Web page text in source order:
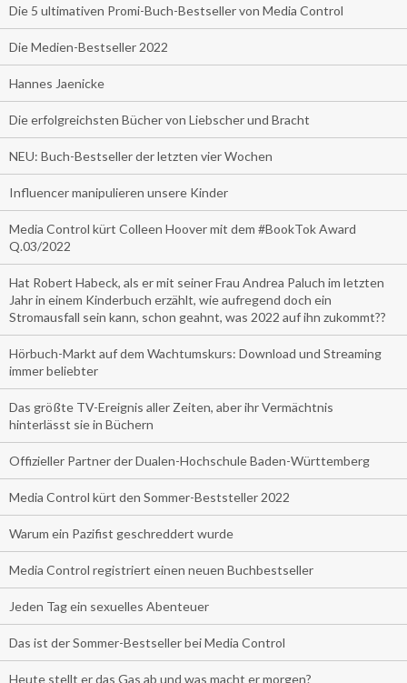
Die 5 ultimativen Promi-Buch-Bestseller von Media Control
Die Medien-Bestseller 2022
Hannes Jaenicke
Die erfolgreichsten Bücher von Liebscher und Bracht
NEU: Buch-Bestseller der letzten vier Wochen
Influencer manipulieren unsere Kinder
Media Control kürt Colleen Hoover mit dem #BookTok Award
Q.03/2022
Hat Robert Habeck, als er mit seiner Frau Andrea Paluch im letzten
Jahr in einem Kinderbuch erzählt, wie aufregend doch ein
Stromausfall sein kann, schon geahnt, was 2022 auf ihn zukommt??
Hörbuch-Markt auf dem Wachtumskurs: Download und Streaming
immer beliebter
Das größte TV-Ereignis aller Zeiten, aber ihr Vermächtnis
hinterlässt sie in Büchern
Offizieller Partner der Dualen-Hochschule Baden-Württemberg
Media Control kürt den Sommer-Beststeller 2022
Warum ein Pazifist geschreddert wurde
Media Control registriert einen neuen Buchbestseller
Jeden Tag ein sexuelles Abenteuer
Das ist der Sommer-Bestseller bei Media Control
Heute stellt er das Gas ab und was macht er morgen?